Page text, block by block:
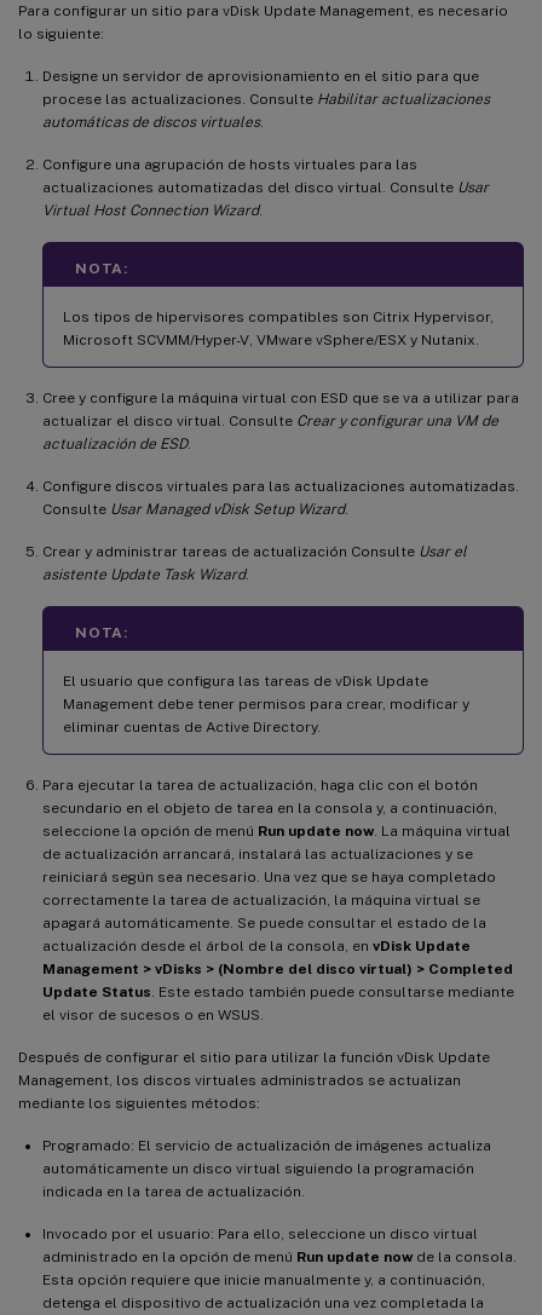
Para configurar un sitio para vDisk Update Management, es necesario
lo siguiente:
Designe un servidor de aprovisionamiento en el sitio para que
procese las actualizaciones. Consulte Habilitar actualizaciones
automáticas de discos virtuales.
Configure una agrupación de hosts virtuales para las
actualizaciones automatizadas del disco virtual. Consulte Usar
Virtual Host Connection Wizard.
NOTA:
Los tipos de hipervisores compatibles son Citrix Hypervisor,
Microsoft SCVMM/Hyper-V, VMware vSphere/ESX y Nutanix.
Cree y configure la máquina virtual con ESD que se va a utilizar para
actualizar el disco virtual. Consulte Crear y configurar una VM de
actualización de ESD.
Configure discos virtuales para las actualizaciones automatizadas.
Consulte Usar Managed vDisk Setup Wizard.
Crear y administrar tareas de actualización Consulte Usar el
asistente Update Task Wizard.
NOTA:
El usuario que configura las tareas de vDisk Update
Management debe tener permisos para crear, modificar y
eliminar cuentas de Active Directory.
Para ejecutar la tarea de actualización, haga clic con el botón
secundario en el objeto de tarea en la consola y, a continuación,
seleccione la opción de menú Run update now . La máquina virtual
de actualización arrancará, instalará las actualizaciones y se
reiniciará según sea necesario. Una vez que se haya completado
correctamente la tarea de actualización, la máquina virtual se
apagará automáticamente. Se puede consultar el estado de la
actualización desde el árbol de la consola, en vDisk Update
Management > vDisks > (Nombre del disco virtual) > Completed
Update Status . Este estado también puede consultarse mediante
el visor de sucesos o en WSUS.
Después de configurar el sitio para utilizar la función vDisk Update
Management, los discos virtuales administrados se actualizan
mediante los siguientes métodos:
Programado: El servicio de actualización de imágenes actualiza
automáticamente un disco virtual siguiendo la programación
indicada en la tarea de actualización.
Invocado por el usuario: Para ello, seleccione un disco virtual
administrado en la opción de menú Run update now de la consola.
Esta opción requiere que inicie manualmente y, a continuación,
detenga el dispositivo de actualización una vez completada la